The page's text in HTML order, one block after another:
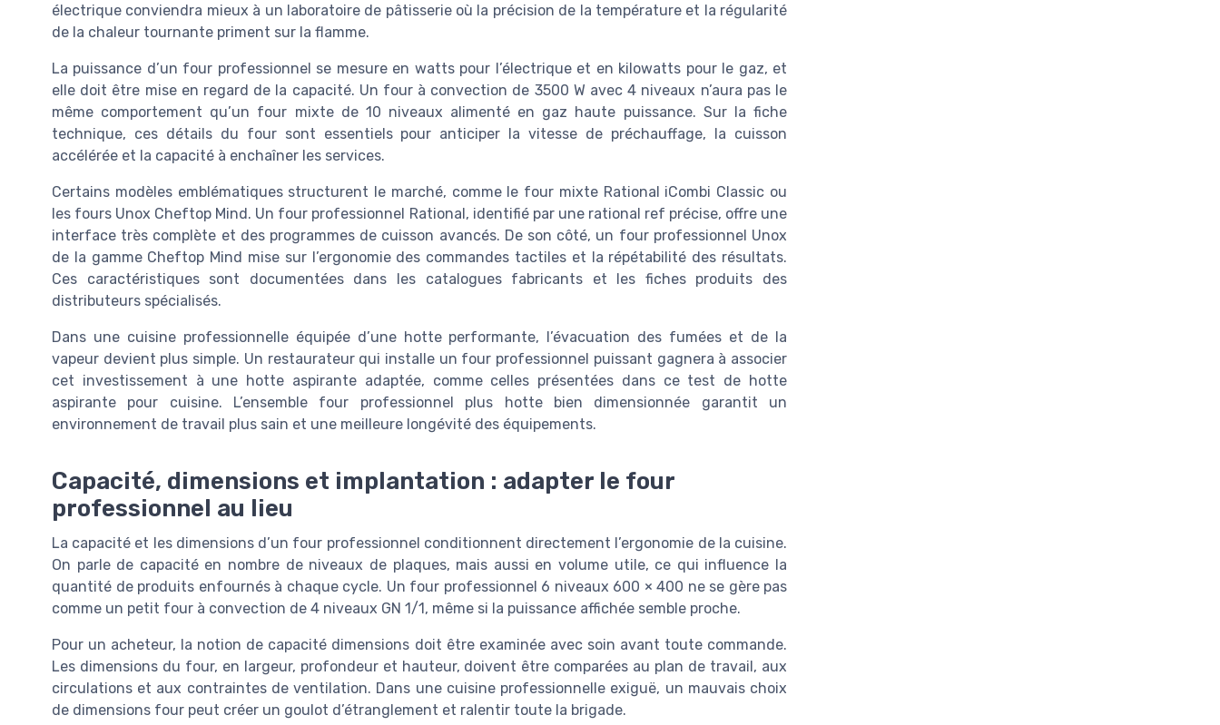
électrique conviendra mieux à un laboratoire de pâtisserie où la précision de la température et la régularité
de la chaleur tournante priment sur la flamme.
La puissance d’un four professionnel se mesure en watts pour l’électrique et en kilowatts pour le gaz, et
elle doit être mise en regard de la capacité. Un four à convection de 3500 W avec 4 niveaux n’aura pas le
même comportement qu’un four mixte de 10 niveaux alimenté en gaz haute puissance. Sur la fiche
technique, ces détails du four sont essentiels pour anticiper la vitesse de préchauffage, la cuisson
accélérée et la capacité à enchaîner les services.
Certains modèles emblématiques structurent le marché, comme le four mixte Rational iCombi Classic ou
les fours Unox Cheftop Mind. Un four professionnel Rational, identifié par une rational ref précise, offre une
interface très complète et des programmes de cuisson avancés. De son côté, un four professionnel Unox
de la gamme Cheftop Mind mise sur l’ergonomie des commandes tactiles et la répétabilité des résultats.
Ces caractéristiques sont documentées dans les catalogues fabricants et les fiches produits des
distributeurs spécialisés.
Dans une cuisine professionnelle équipée d’une hotte performante, l’évacuation des fumées et de la
vapeur devient plus simple. Un restaurateur qui installe un four professionnel puissant gagnera à associer
cet investissement à une hotte aspirante adaptée, comme celles présentées dans ce test de hotte
aspirante pour cuisine. L’ensemble four professionnel plus hotte bien dimensionnée garantit un
environnement de travail plus sain et une meilleure longévité des équipements.
Capacité, dimensions et implantation : adapter le four
professionnel au lieu
La capacité et les dimensions d’un four professionnel conditionnent directement l’ergonomie de la cuisine.
On parle de capacité en nombre de niveaux de plaques, mais aussi en volume utile, ce qui influence la
quantité de produits enfournés à chaque cycle. Un four professionnel 6 niveaux 600 × 400 ne se gère pas
comme un petit four à convection de 4 niveaux GN 1/1, même si la puissance affichée semble proche.
Pour un acheteur, la notion de capacité dimensions doit être examinée avec soin avant toute commande.
Les dimensions du four, en largeur, profondeur et hauteur, doivent être comparées au plan de travail, aux
circulations et aux contraintes de ventilation. Dans une cuisine professionnelle exiguë, un mauvais choix
de dimensions four peut créer un goulot d’étranglement et ralentir toute la brigade.